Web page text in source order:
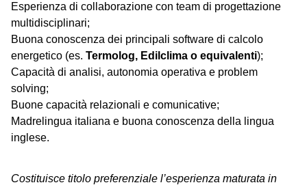
Esperienza di collaborazione con team di progettazione
multidisciplinari;
Buona conoscenza dei principali software di calcolo
energetico (es. Termolog, Edilclima o equivalenti);
Capacità di analisi, autonomia operativa e problem
solving;
Buone capacità relazionali e comunicative;
Madrelingua italiana e buona conoscenza della lingua
inglese.
Costituisce titolo preferenziale l’esperienza maturata in